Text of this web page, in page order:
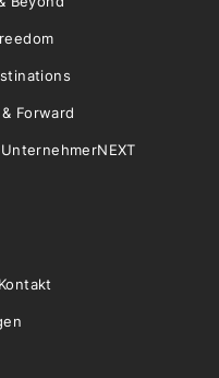
Forward
UnternehmerNEXT
Kontakt